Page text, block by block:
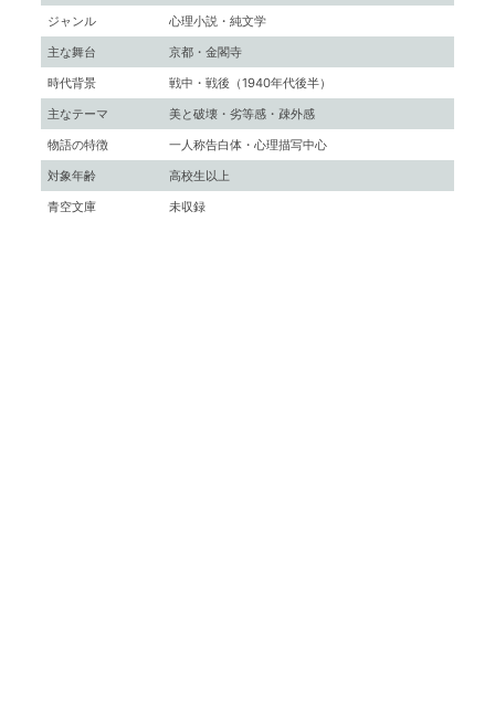
ジャンル
心理小説・純文学
主な舞台
京都・金閣寺
時代背景
戦中・戦後（1940年代後半）
主なテーマ
美と破壊・劣等感・疎外感
物語の特徴
一人称告白体・心理描写中心
対象年齢
高校生以上
青空文庫
未収録